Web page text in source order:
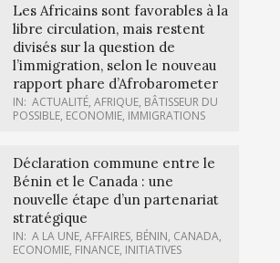
Les Africains sont favorables à la
libre circulation, mais restent
divisés sur la question de
l’immigration, selon le nouveau
rapport phare d’Afrobarometer
IN: ACTUALITÉ, AFRIQUE, BÂTISSEUR DU
POSSIBLE, ECONOMIE, IMMIGRATIONS
Déclaration commune entre le
Bénin et le Canada : une
nouvelle étape d’un partenariat
stratégique
IN: A LA UNE, AFFAIRES, BÉNIN, CANADA,
ECONOMIE, FINANCE, INITIATIVES